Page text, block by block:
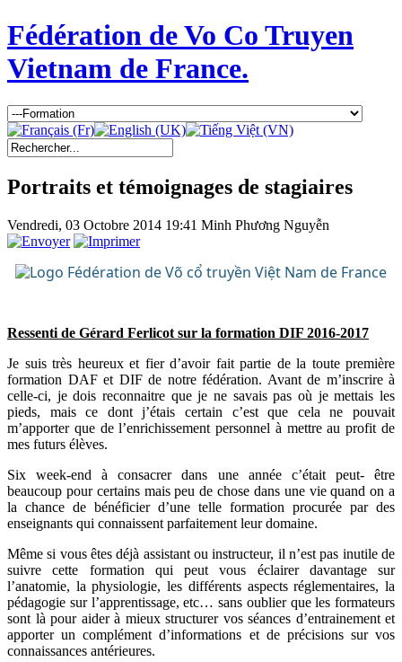
Fédération de Vo Co Truyen
Vietnam de France.
Portraits et témoignages de stagiaires
Vendredi, 03 Octobre 2014 19:41 Minh Phương Nguyễn
Ressenti de Gérard Ferlicot sur la formation DIF 2016-2017
Je suis très heureux et fier d’avoir fait partie de la toute première
formation DAF et DIF de notre fédération. Avant de m’inscrire à
celle-ci, je dois reconnaitre que je ne savais pas où je mettais les
pieds, mais ce dont j’étais certain c’est que cela ne pouvait
m’apporter que de l’enrichissement personnel à mettre au profit de
mes futurs élèves.
Six week-end à consacrer dans une année c’était peut- être
beaucoup pour certains mais peu de chose dans une vie quand on a
la chance de bénéficier d’une telle formation procurée par des
enseignants qui connaissent parfaitement leur domaine.
Même si vous êtes déjà assistant ou instructeur, il n’est pas inutile de
suivre cette formation qui peut vous éclairer davantage sur
l’anatomie, la physiologie, les différents aspects réglementaires, la
pédagogie sur l’apprentissage, etc… sans oublier que les formateurs
sont là pour aider à mieux structurer vos séances d’entrainement et
apporter un complément d’informations et de précisions sur vos
connaissances antérieures.